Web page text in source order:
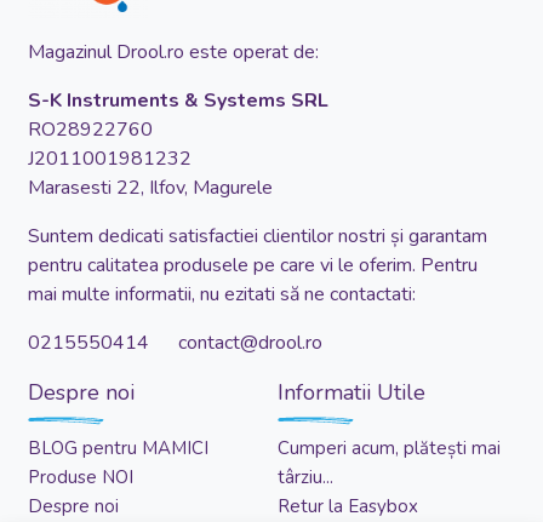
Magazinul Drool.ro este operat de:
S-K Instruments & Systems SRL
RO28922760
J2011001981232
Marasesti 22, Ilfov, Magurele
Suntem dedicati satisfactiei clientilor nostri și garantam
pentru calitatea produsele pe care vi le oferim. Pentru
mai multe informatii, nu ezitati să ne contactati:
0215550414 contact@drool.ro
Despre noi
BLOG pentru MAMICI
Produse NOI
Despre noi
Informatii Utile
Cumperi acum, plătești mai
târziu...
Retur la Easybox